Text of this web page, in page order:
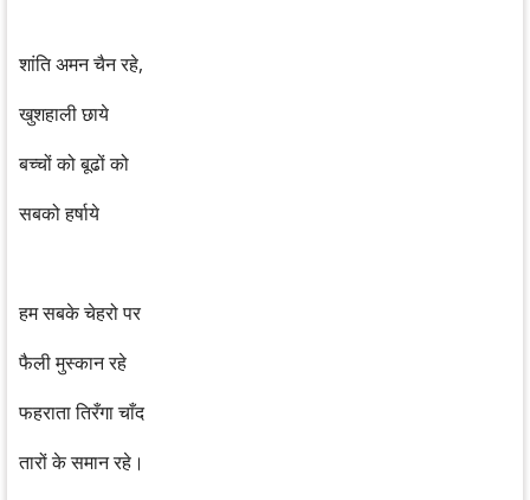
शांति अमन चैन रहे,
खुशहाली छाये
बच्चों को बूढों को
सबको हर्षाये
हम सबके चेहरो पर
फैली मुस्कान रहे
फहराता तिरँगा चाँद
तारों के समान रहे।